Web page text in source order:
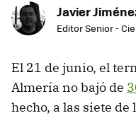
Javier
Editor Senior -
El 21 de junio, el
Almería no bajó de
hecho, a las siete